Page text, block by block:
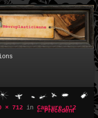
← Précédent
× 712in Capture n°2